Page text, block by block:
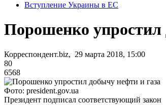
Вступление Украины в ЕС
Порошенко упростил
Корреспондент.biz, 29 марта 2018, 15:00
80
6568
Фото: president.gov.ua
Президент подписал соответствующий закон